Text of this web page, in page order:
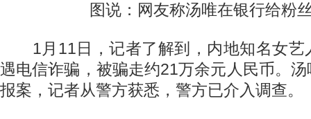
图说：网友称汤唯在银行给粉
1月11日，记者了解到，内地知名女艺
遇电信诈骗，被骗走约21万余元人民币。
报案，记者从警方获悉，警方已介入调查。